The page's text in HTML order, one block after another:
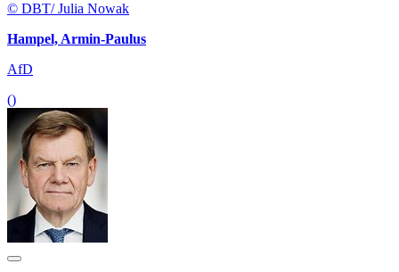
© DBT/ Julia Nowak
Hampel, Armin-Paulus
AfD
()